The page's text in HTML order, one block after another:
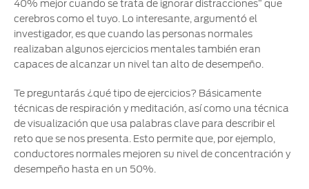
40% mejor cuando se trata de ignorar distracciones” que
cerebros como el tuyo. Lo interesante, argumentó el
investigador, es que cuando las personas normales
realizaban algunos ejercicios mentales también eran
capaces de alcanzar un nivel tan alto de desempeño.
Te preguntarás ¿qué tipo de ejercicios? Básicamente
técnicas de respiración y meditación, así como una técnica
de visualización que usa palabras clave para describir el
reto que se nos presenta. Esto permite que, por ejemplo,
conductores normales mejoren su nivel de concentración y
desempeño hasta en un 50%.